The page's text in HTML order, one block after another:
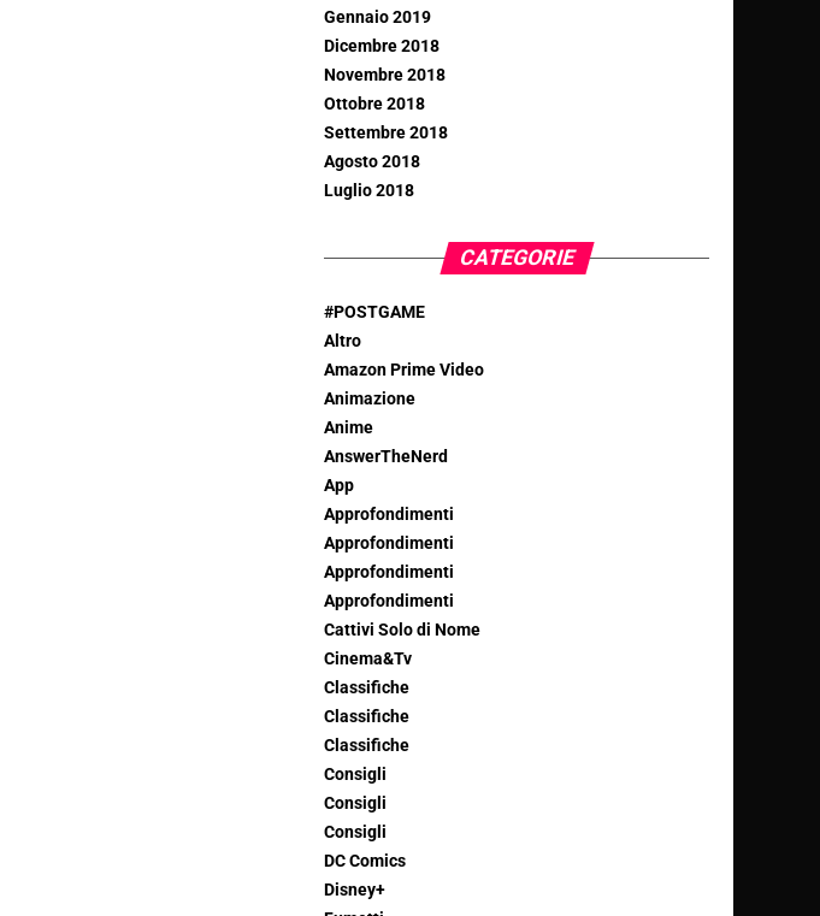
Gennaio 2019
Dicembre 2018
Novembre 2018
Ottobre 2018
Settembre 2018
Agosto 2018
Luglio 2018
CATEGORIE
#POSTGAME
Altro
Amazon Prime Video
Animazione
Anime
AnswerTheNerd
App
Approfondimenti
Approfondimenti
Approfondimenti
Approfondimenti
Cattivi Solo di Nome
Cinema&Tv
Classifiche
Classifiche
Classifiche
Consigli
Consigli
Consigli
DC Comics
Disney+